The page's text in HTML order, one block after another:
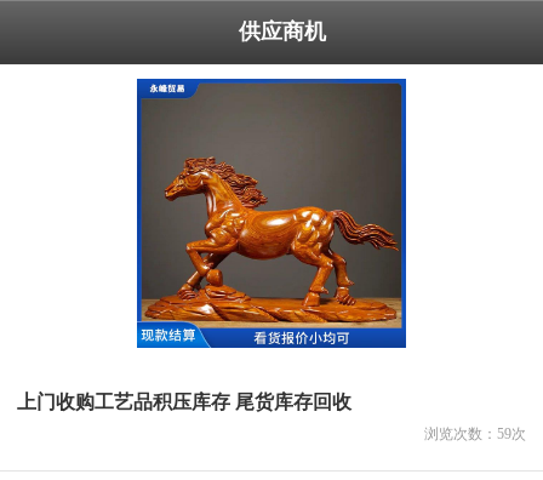
供应商机
上门收购工艺品积压库存 尾货库存回收
浏览次数： 59次